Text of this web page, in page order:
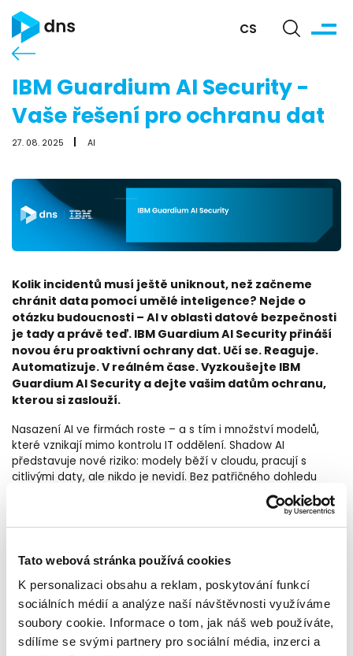
Tato webová stránka používá cookies
K personalizaci obsahu a reklam, poskytování funkcí
sociálních médií a analýze naší návštěvnosti využíváme
soubory cookie. Informace o tom, jak náš web používáte,
sdílíme se svými partnery pro sociální média, inzerci a
CS
IBM Guardium AI Security -
Vaše řešení pro ochranu dat
27. 08. 2025 AI
Kolik incidentů musí ještě uniknout, než začneme
chránit data pomocí umělé inteligence? Nejde o
otázku budoucnosti – AI v oblasti datové bezpečnosti
je tady a právě teď. IBM Guardium AI Security přináší
novou éru proaktivní ochrany dat. Učí se. Reaguje.
Automatizuje. V reálném čase. Vyzkoušejte IBM
Guardium AI Security a dejte vašim datům ochranu,
kterou si zaslouží.
Nasazení AI ve firmách roste – a s tím i množství modelů,
které vznikají mimo kontrolu IT oddělení. Shadow AI
představuje nové riziko: modely běží v cloudu, pracují s
citlivými daty, ale nikdo je nevidí. Bez patřičného dohledu
hrozí úniky dat, porušení compliance i reputační škody.
Díky integraci sIBM watsonxa dalšími generativními AI
Objevovat „shadow AI“ modely pomocí
automatizovaného a nepřetržitého skenování nově
nasazených AI modelů.
Odhalovat slabá místa zabezpečení a nesprávné